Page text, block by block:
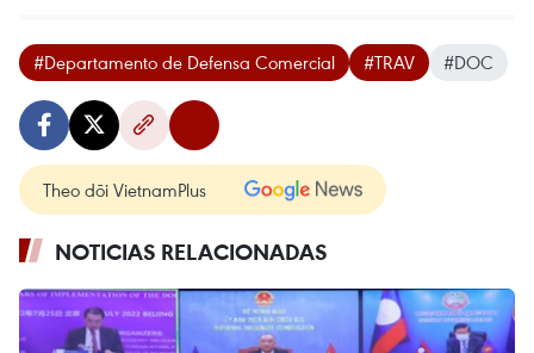
#Departamento de Defensa Comercial #TRAV #DOC
Theo dõi VietnamPlus
NOTICIAS RELACIONADAS